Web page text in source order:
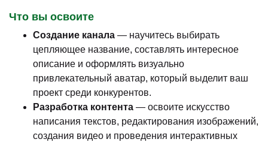
Что вы освоите
Создание канала — научитесь выбирать
цепляющее название, составлять интересное
описание и оформлять визуально
привлекательный аватар, который выделит ваш
проект среди конкурентов.
Разработка контента — освоите искусство
написания текстов, редактирования изображений,
создания видео и проведения интерактивных